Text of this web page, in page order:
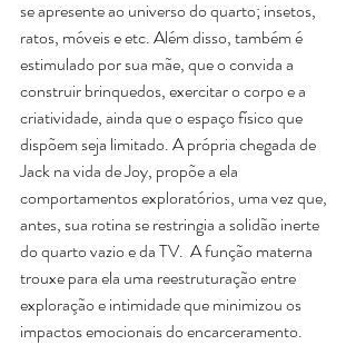
se apresente ao universo do quarto; insetos,
ratos, móveis e etc. Além disso, também é
estimulado por sua mãe, que o convida a
construir brinquedos, exercitar o corpo e a
criatividade, ainda que o espaço físico que
dispõem seja limitado. A própria chegada de
Jack na vida de Joy, propõe a ela
comportamentos exploratórios, uma vez que,
antes, sua rotina se restringia a solidão inerte
do quarto vazio e da TV.  A função materna
trouxe para ela uma reestruturação entre
exploração e intimidade que minimizou os
impactos emocionais do encarceramento.